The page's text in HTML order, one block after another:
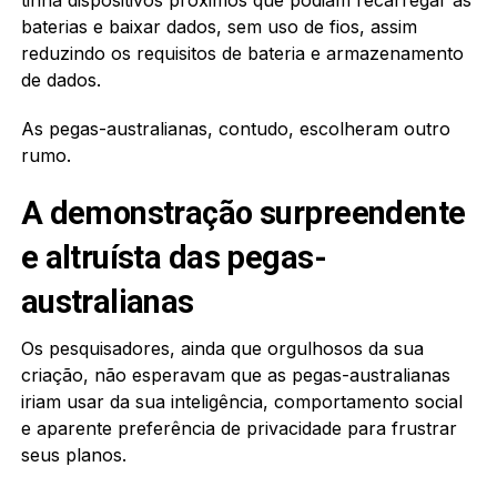
baterias e baixar dados, sem uso de fios, assim
reduzindo os requisitos de bateria e armazenamento
de dados.
As pegas-australianas, contudo, escolheram outro
rumo.
A demonstração surpreendente
e altruísta das pegas-
australianas
Os pesquisadores, ainda que orgulhosos da sua
criação, não esperavam que as pegas-australianas
iriam usar da sua inteligência, comportamento social
e aparente preferência de privacidade para frustrar
seus planos.